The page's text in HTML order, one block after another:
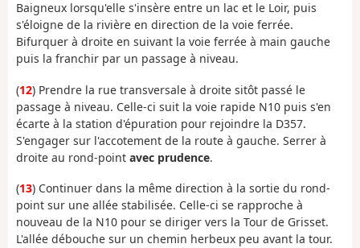
Baigneux lorsqu'elle s'insère entre un lac et le Loir, puis
s'éloigne de la rivière en direction de la voie ferrée.
Bifurquer à droite en suivant la voie ferrée à main gauche
puis la franchir par un passage à niveau.
(12) Prendre la rue transversale à droite sitôt passé le
passage à niveau. Celle-ci suit la voie rapide N10 puis s'en
écarte à la station d'épuration pour rejoindre la D357.
S'engager sur l'accotement de la route à gauche. Serrer à
droite au rond-point avec prudence.
(13) Continuer dans la même direction à la sortie du rond-
point sur une allée stabilisée. Celle-ci se rapproche à
nouveau de la N10 pour se diriger vers la Tour de Grisset.
L'allée débouche sur un chemin herbeux peu avant la tour.